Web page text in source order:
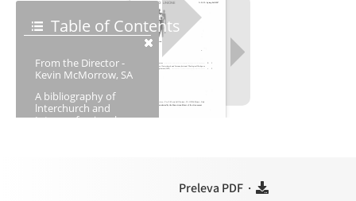
Preleva PDF ·